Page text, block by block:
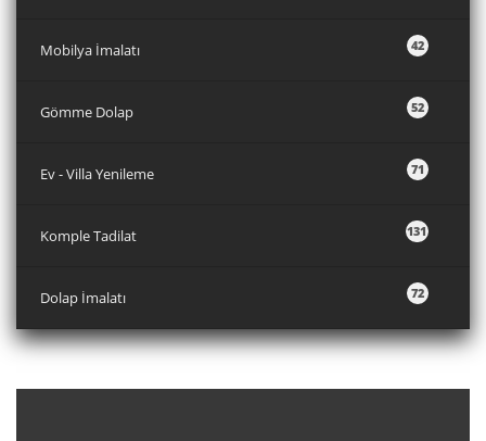
42
Mobilya İmalatı
52
Gömme Dolap
71
Ev - Villa Yenileme
131
Komple Tadilat
72
Dolap İmalatı